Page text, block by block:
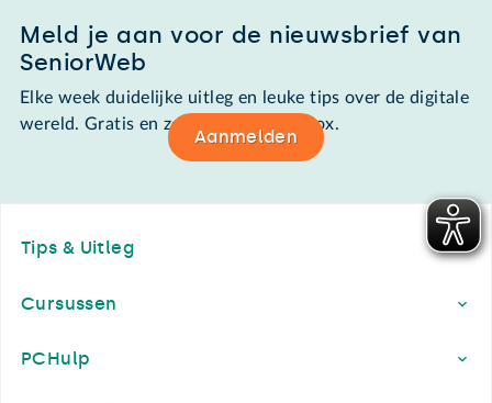
Meld je aan voor de nieuwsbrief van
SeniorWeb
Elke week duidelijke uitleg en leuke tips over de digitale
wereld. Gratis en zomaar in de mailbox.
Aanmelden
Tips & Uitleg
Cursussen
PCHulp